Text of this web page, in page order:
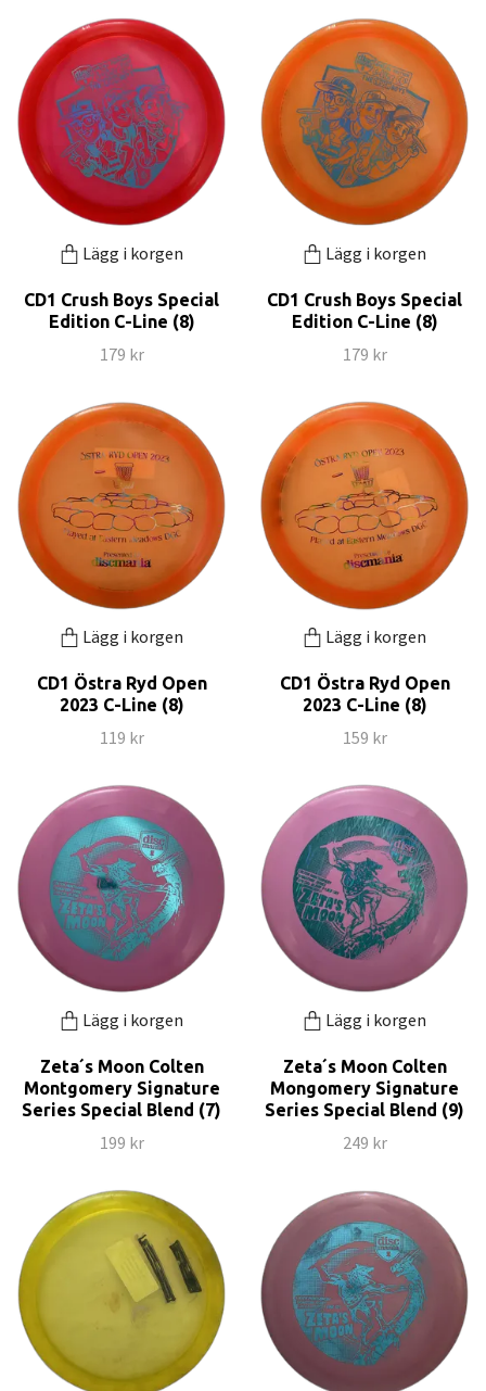
Lägg i korgen
CD1 Crush Boys Special
Edition C-Line (8)
179 kr
Lägg i korgen
CD1 Crush Boys Special
Edition C-Line (8)
179 kr
Lägg i korgen
CD1 Östra Ryd Open
2023 C-Line (8)
119 kr
Lägg i korgen
CD1 Östra Ryd Open
2023 C-Line (8)
159 kr
Lägg i korgen
Zeta´s Moon Colten
Montgomery Signature
Series Special Blend (7)
199 kr
Lägg i korgen
Zeta´s Moon Colten
Mongomery Signature
Series Special Blend (9)
249 kr